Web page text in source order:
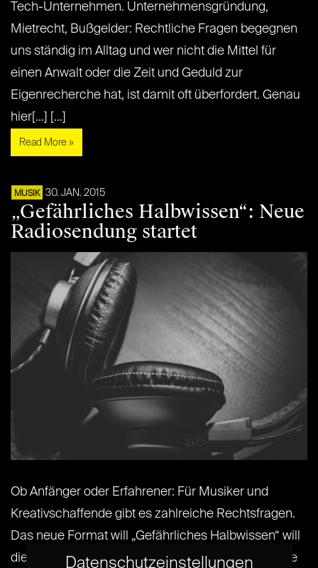
Tech-Unternehmen. Unternehmensgründung,
Mietrecht, Bußgelder: Rechtliche Fragen begegnen
uns ständig im Alltag und wer nicht die Mittel für
einen Anwalt oder die Zeit und Geduld zur
Eigenrecherche hat, ist damit oft überfordert. Genau
hier[...] [...]
Read More »
MUSIK 30. JAN. 2015
„Gefährliches Halbwissen“: Neue
Radiosendung startet
Ob Anfänger oder Erfahrener: Für Musiker und
Kreativschaffende gibt es zahlreiche Rechtsfragen.
Das neue Format will „Gefährliches Halbwissen“ will
diese nun kompetent beantworten. Bei Themen wie
Datenschutzeinstellungen